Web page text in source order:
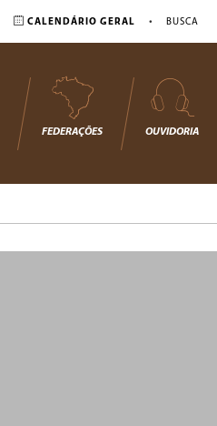
CALENDÁRIO GERAL • BUSCA
FEDERAÇÕES OUVIDORIA